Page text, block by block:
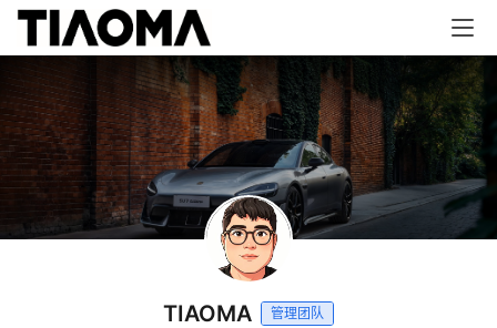
TIAOMA 管理团队